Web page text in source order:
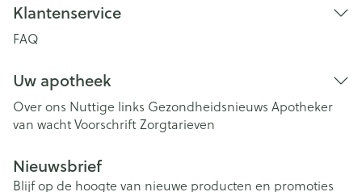
Klantenservice
FAQ
Uw apotheek
Over ons Nuttige links Gezondheidsnieuws Apotheker
van wachtVoorschriftZorgtarieven
Nieuwsbrief
Blijf op de hoogte van nieuwe producten en promoties